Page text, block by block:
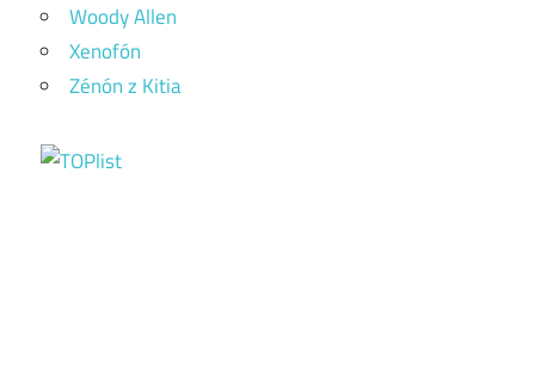
Woody Allen
Xenofón
Zénón z Kitia